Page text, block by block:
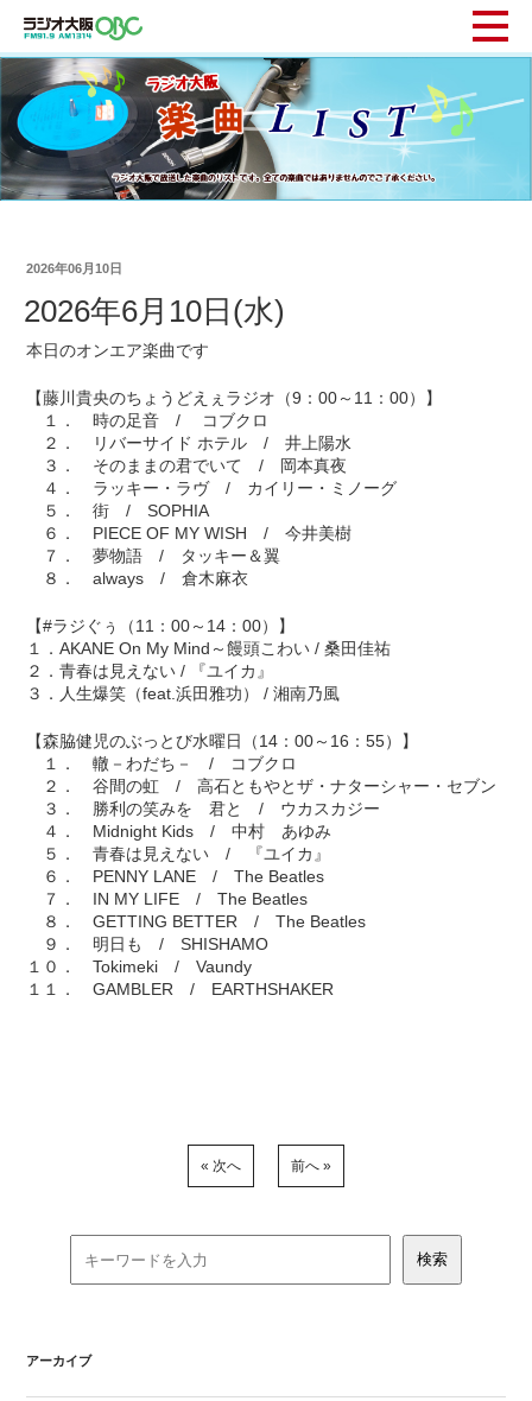
2026年06月10日
2026年6月10日(水)
本日のオンエア楽曲です
【藤川貴央のちょうどえぇラジオ（9：00～11：00）】
１． 時の足音 / コブクロ
２． リバーサイド ホテル / 井上陽水
３． そのままの君でいて / 岡本真夜
４． ラッキー・ラヴ / カイリー・ミノーグ
５． 街 / SOPHIA
６． PIECE OF MY WISH / 今井美樹
７． 夢物語 / タッキー＆翼
８． always / 倉木麻衣
【#ラジぐぅ（11：00～14：00）】
１．AKANE On My Mind～饅頭こわい / 桑田佳祐
２．青春は見えない / 『ユイカ』
３．人生爆笑（feat.浜田雅功） / 湘南乃風
【森脇健児のぶっとび水曜日（14：00～16：55）】
１． 轍－わだち－ / コブクロ
２． 谷間の虹 / 高石ともやとザ・ナターシャー・セブン
３． 勝利の笑みを 君と / ウカスカジー
４． Midnight Kids / 中村 あゆみ
５． 青春は見えない / 『ユイカ』
６． PENNY LANE / The Beatles
７． IN MY LIFE / The Beatles
８． GETTING BETTER / The Beatles
９． 明日も / SHISHAMO
１０． Tokimeki / Vaundy
１１． GAMBLER / EARTHSHAKER
« 次へ 前へ »
アーカイブ